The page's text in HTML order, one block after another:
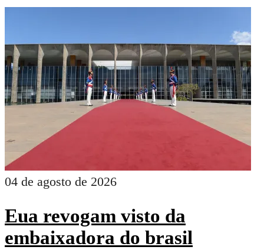
04 de agosto de 2026
Eua revogam visto da
embaixadora do brasil